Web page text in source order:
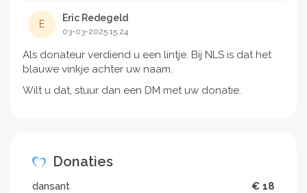
E
Eric Redegeld
03-03-2025 15:24
Als donateur verdiend u een lintje. Bij NLS is dat het
blauwe vinkje achter uw naam.
Wilt u dat, stuur dan een DM met uw donatie.
Donaties
dansant € 18